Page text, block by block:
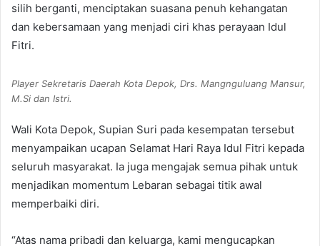
silih berganti, menciptakan suasana penuh kehangatan
dan kebersamaan yang menjadi ciri khas perayaan Idul
Fitri.
Player Sekretaris Daerah Kota Depok, Drs. Mangnguluang Mansur,
M.Si dan Istri.
Wali Kota Depok, Supian Suri pada kesempatan tersebut
menyampaikan ucapan Selamat Hari Raya Idul Fitri kepada
seluruh masyarakat. Ia juga mengajak semua pihak untuk
menjadikan momentum Lebaran sebagai titik awal
memperbaiki diri.
“Atas nama pribadi dan keluarga, kami mengucapkan